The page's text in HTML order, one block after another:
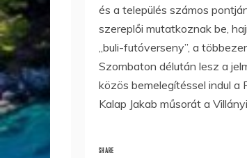
és a település számos
szereplői mutatkoznak be,
„buli-futóverseny”, a
Szombaton délután lesz a
közös bemelegítéssel indul
Kalap Jakab műsorát a
SHARE